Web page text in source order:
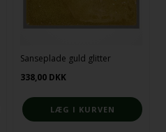
Sanseplade guld glitter
338,00 DKK